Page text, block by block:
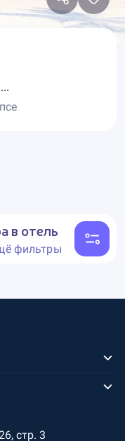
в отель
фильтры
стр. 3